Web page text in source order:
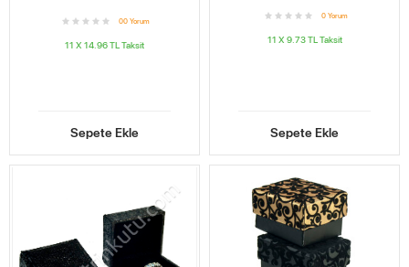
00 Yorum
11 X 14.96 TLTaksit
Sepete Ekle
0 Yorum
11 X 9.73 TLTaksit
Sepete Ekle